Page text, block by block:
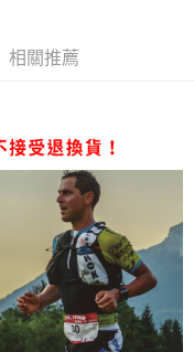
成結帳。
有效，需透過AFTEE先享
頁面顯示為準，若有關於
請聯繫「AFTEE先享後付
support/home
先享後付」服務完成之交
交易相關給付款項請求債
查看運費
相關推薦